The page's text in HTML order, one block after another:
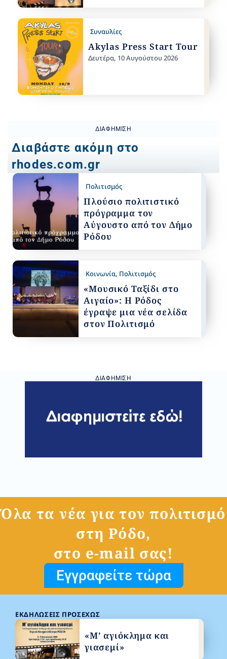
Συναυλίες
Akylas Press Start Tour
Δευτέρα, 10 Αυγούστου 2026
ΔΙΑΦΉΜΙΣΗ
Διαβάστε ακόμη στο
rhodes.com.gr
Πολιτισμός
Πλούσιο πολιτιστικό
πρόγραμμα τον
Αύγουστο από τον Δήμο
Ρόδου
Κοινωνία, Πολιτισμός
«Μουσικό Ταξίδι στο
Αιγαίο»: Η Ρόδος
έγραψε μια νέα σελίδα
στον Πολιτισμό
ΔΙΑΦΉΜΙΣΗ
Όλα τα νέα για τον πολιτισμό
στη Ρόδο,
στο e-mail σας!
Εγγραφείτε τώρα
ΕΚΔΗΛΏΣΕΙΣ ΠΡΟΣΕΧΏΣ
«Μ’ αγιόκλημα και
γιασεμί»